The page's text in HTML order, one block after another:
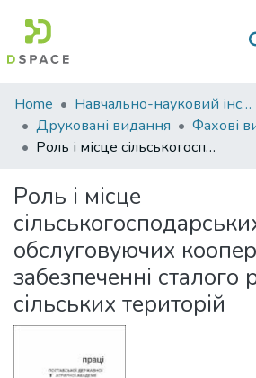
Communities
&
Collections
Statistics
Home
Навчально-науковий інститут економіки, управління, права та інформаційних технологій
Друковані видання
Фахові
Роль і місце сільськогосподарських обслуговуючих кооперативів у забезпеченні сталого розвитку сільських територій
Роль і місце
обслуговуючих
забезпеченні сталого
сільських територій